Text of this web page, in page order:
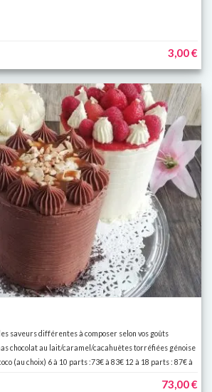
3,00 €
saveurs différentes à composer selon vos goûts
chocolat au lait/caramel/cacahuètes torréfiées génoise
(au choix) 6 à 10 parts :73€ à 83€ 12 à 18 parts : 87€ à
73,00 €